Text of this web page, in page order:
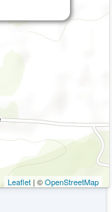
Leaflet| ©OpenStreetMap